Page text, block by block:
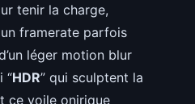
tenir la charge,
framerate parfois
léger motion blur
“HDR” qui sculptent la
ce voile onirique